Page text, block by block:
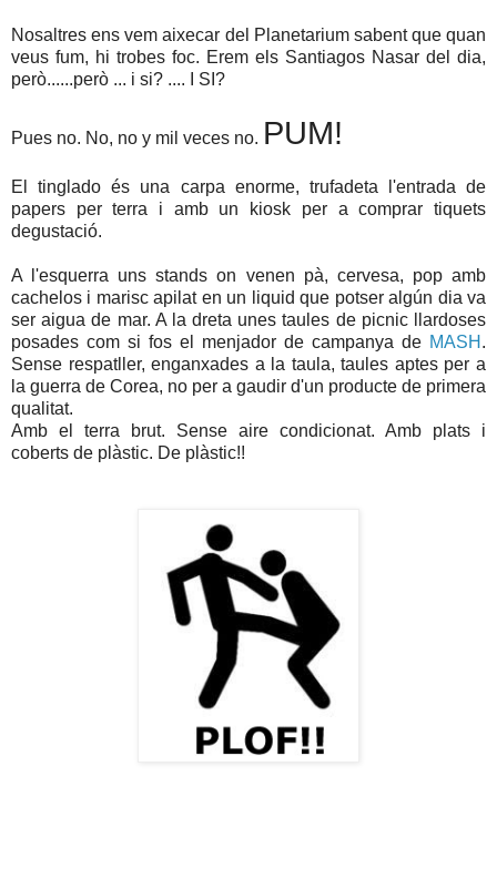
Nosaltres ens vem aixecar del Planetarium sabent que quan
veus fum, hi trobes foc. Erem els Santiagos Nasar del dia,
però......però ... i si? .... I SI?
Pues no. No, no y mil veces no. PUM!
El tinglado és una carpa enorme, trufadeta l'entrada de
papers per terra i amb un kiosk per a comprar tiquets
degustació.
A l'esquerra uns stands on venen pà, cervesa, pop amb
cachelos i marisc apilat en un liquid que potser algún dia va
ser aigua de mar. A la dreta unes taules de picnic llardoses
posades com si fos el menjador de campanya de MASH .
Sense respatller, enganxades a la taula, taules aptes per a
la guerra de Corea, no per a gaudir d'un producte de primera
qualitat.
Amb el terra brut. Sense aire condicionat. Amb plats i
coberts de plàstic. De plàstic!!